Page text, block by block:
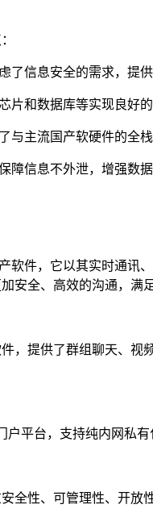
了信息安全的需求，提
片和数据库等实现良好
与主流国产软硬件的全
障信息不外泄，增强数据
软件，它以其实时通讯
安全、高效的沟通，满
，提供了群组聊天、视
平台，支持纯内网私
全性、可管理性、开放